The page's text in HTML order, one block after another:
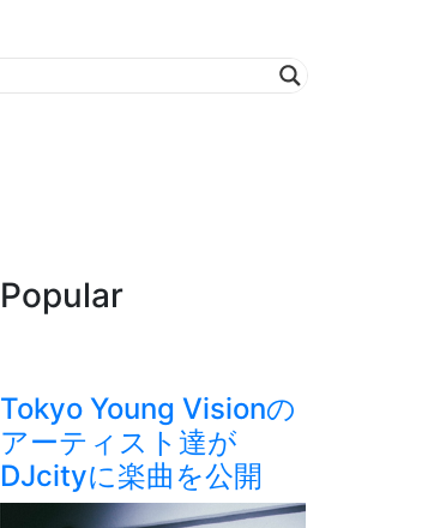
Popular
Tokyo Young Visionの
アーティスト達が
DJcityに楽曲を公開